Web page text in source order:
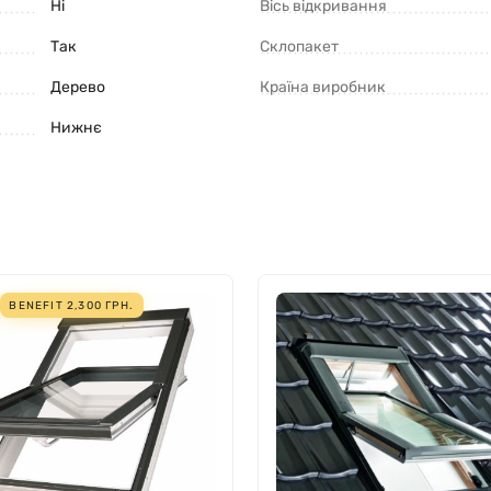
різних видів покрівельного покриття
Ні
Так
Дерево
Нижнє
Вісь відкривання
Склопакет
Країна виробник
BENEFIT 2,300 ГРН.